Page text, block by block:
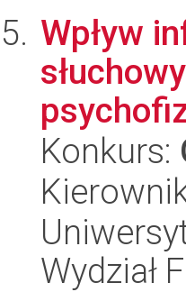
Wpływ
Konkurs:
Wydział